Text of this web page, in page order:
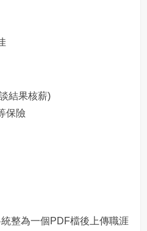
結果核薪)
保險
整為一個PDF檔後上傳職涯